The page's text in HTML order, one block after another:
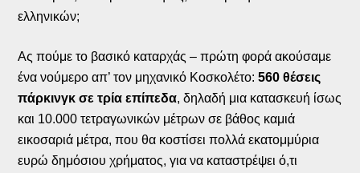
ελληνικών;
Ας πούμε το βασικό καταρχάς – πρώτη φορά ακούσαμε
ένα νούμερο απ’ τον μηχανικό Κοσκολέτο:560 θέσεις
πάρκινγκ σε τρία επίπεδα, δηλαδή μια κατασκευή ίσως
και 10.000 τετραγωνικών μέτρων σε βάθος καμιά
εικοσαριά μέτρα, που θα κοστίσει πολλά εκατομμύρια
ευρώ δημόσιου χρήματος, για να καταστρέψει ό,τι